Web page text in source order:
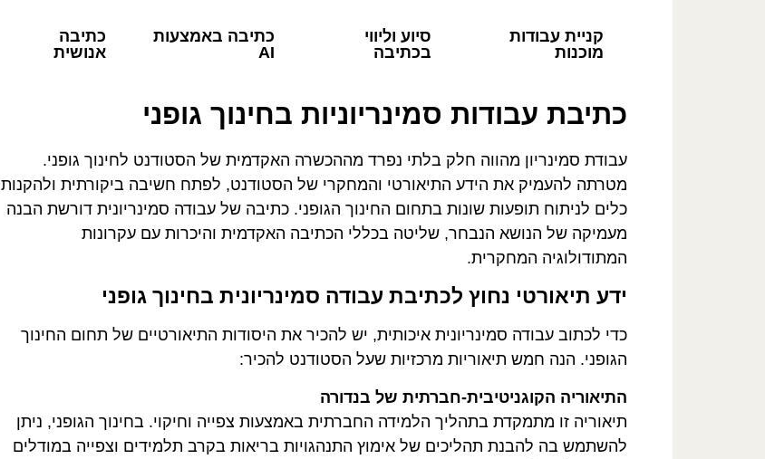
קניית עבודות
מוכנות
סיוע וליווי
בכתיבה
כתיבה באמצעות
AI
כתיבה
אנושית
כתיבת עבודות סמינריוניות בחינוך גופני
עבודת סמינריון מהווה חלק בלתי נפרד מההכשרה האקדמית של הסטודנט לחינוך גופני.
מטרתה להעמיק את הידע התיאורטי והמחקרי של הסטודנט, לפתח חשיבה ביקורתית ולהקנות
כלים לניתוח תופעות שונות בתחום החינוך הגופני. כתיבה של עבודה סמינריונית דורשת הבנה
מעמיקה של הנושא הנבחר, שליטה בכללי הכתיבה האקדמית והיכרות עם עקרונות
המתודולוגיה המחקרית.
ידע תיאורטי נחוץ לכתיבת עבודה סמינריונית בחינוך גופני
כדי לכתוב עבודה סמינריונית איכותית, יש להכיר את היסודות התיאורטיים של תחום החינוך
הגופני. הנה חמש תיאוריות מרכזיות שעל הסטודנט להכיר:
התיאוריה הקוגניטיבית-חברתית של בנדורה
תיאוריה זו מתמקדת בתהליך הלמידה החברתית באמצעות צפייה וחיקוי. בחינוך הגופני, ניתן
להשתמש בה להבנת תהליכים של אימוץ התנהגויות בריאות בקרב תלמידים וצפייה במודלים